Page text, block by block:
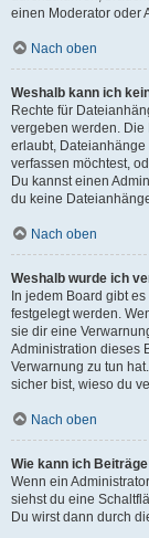
einen Moderator oder
Nach oben
Weshalb kann ich
Rechte für
vergeben werden.
erlaubt,
verfassen möchtest,
Du kannst einen
du keine
Nach oben
Weshalb wurde ich
In jedem Board gibt
festgelegt werden.
sie dir eine
Administration dieses
Verwarnung zu tun
sicher bist, wieso du
Nach oben
Wie kann ich
Wenn ein
siehst du eine
Du wirst dann durch